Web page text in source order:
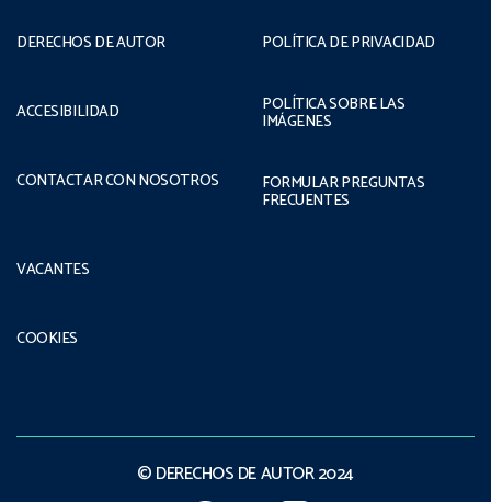
DERECHOS DE AUTOR
ACCESIBILIDAD
CONTACTAR CON NOSOTROS
POLÍTICA DE PRIVACIDAD
POLÍTICA SOBRE LAS
IMÁGENES
FORMULAR PREGUNTAS
FRECUENTES
VACANTES
COOKIES
© DERECHOS DE AUTOR 2024